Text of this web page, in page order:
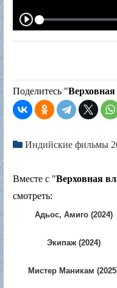
Поделитесь "Верховная
Индийские фильмы
Вместе с "Верховная
смотреть:
Адьос, Амиго (2024)
Экипаж (2024)
Мистер Маникам